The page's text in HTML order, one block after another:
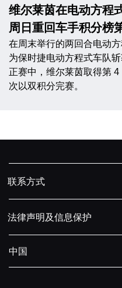
维尔莱茵在电动方程
周日重回车手积分榜
在周末举行的两回合电动
为保时捷电动方程式车队
正赛中，维尔莱茵取得第
次以双积分完赛。
联系方式
法律声明及信息保护
中国